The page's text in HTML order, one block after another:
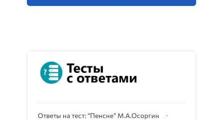
Ответы на тест: “Пенсне” М.А.Осоргин